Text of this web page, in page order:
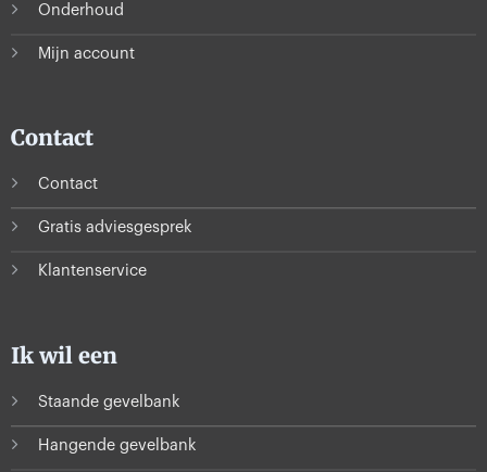
Onderhoud
Mijn account
Contact
Contact
Gratis adviesgesprek
Klantenservice
Ik wil een
Staande gevelbank
Hangende gevelbank